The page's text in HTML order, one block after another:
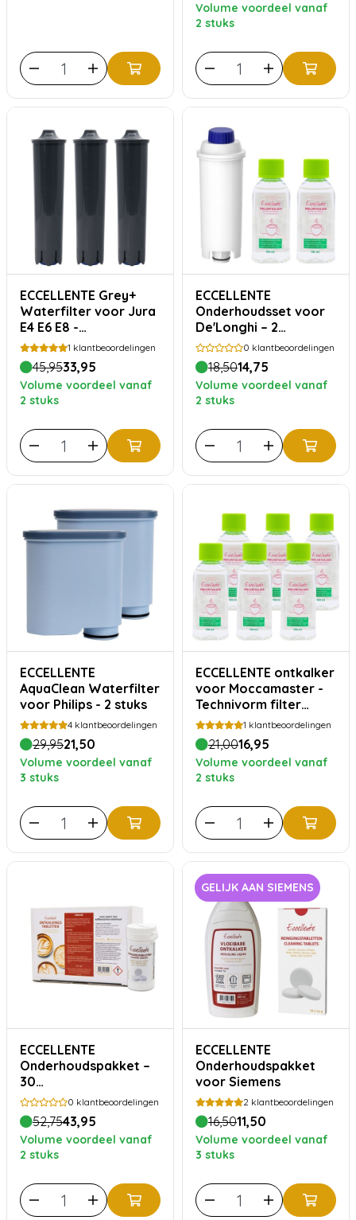
Volume voordeel vanaf
2 stuks
ECCELLENTE Grey+
Waterfilter voor Jura
E4 E6 E8 -
Voordeelverpakking
1 klantbeoordelingen
45,9533,95
Volume voordeel vanaf
2 stuks
ECCELLENTE
Onderhoudsset voor
De'Longhi – 2
maanden
0 klantbeoordelingen
18,5014,75
Volume voordeel vanaf
2 stuks
ECCELLENTE
AquaClean Waterfilter
voor Philips - 2 stuks
4 klantbeoordelingen
29,9521,50
Volume voordeel vanaf
3 stuks
ECCELLENTE ontkalker
voor Moccamaster -
Technivorm filter
koffiezetapparaat - 6
stuks
1 klantbeoordelingen
21,0016,95
Volume voordeel vanaf
2 stuks
ECCELLENTE
Onderhoudspakket –
30
ontkalkingstabletten
+ 30
reinigingstabletten
voor koffiemachines
0 klantbeoordelingen
52,7543,95
Volume voordeel vanaf
2 stuks
GELIJK AAN SIEMENS
ECCELLENTE
Onderhoudspakket
voor Siemens
2 klantbeoordelingen
16,5011,50
Volume voordeel vanaf
3 stuks